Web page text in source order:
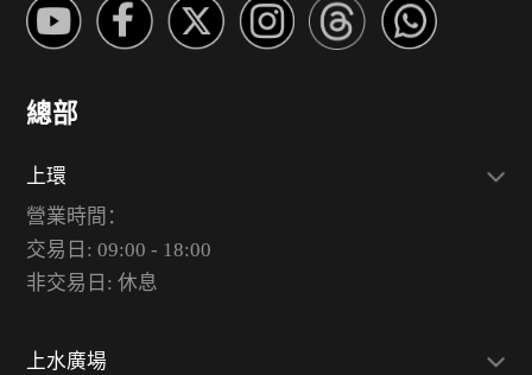
總部
上環
營業時間：
交易日: 09:00 - 18:00
非交易日: 休息
上水廣場